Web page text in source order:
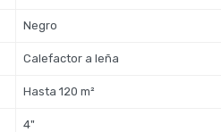
Negro
Calefactor a leña
Hasta 120 m²
4"